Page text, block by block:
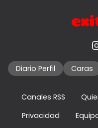
Diario Perfil Caras
Canales RSS
Privacidad